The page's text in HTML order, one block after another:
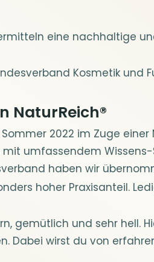
eine nachhaltige
Kosmetik und
NaturReich®​
2022 im Zuge
umfassendem
haben wir
hoher Praxisanteil.
gemütlich und sehr hell.
Dabei wirst du von